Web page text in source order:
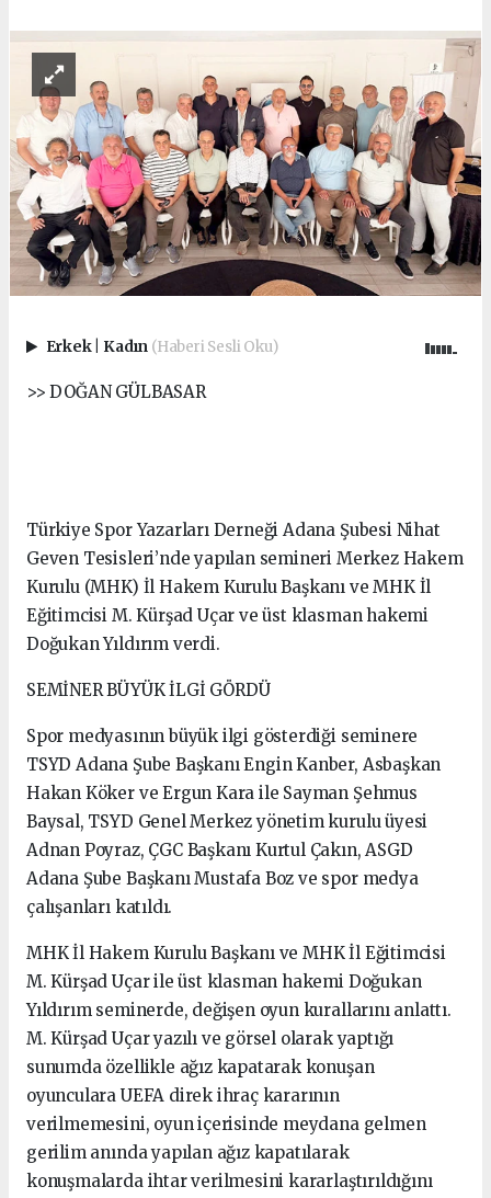
Erkek Kadın (Haberi Sesli Oku)
>> DOĞAN GÜLBASAR
Türkiye Spor Yazarları Derneği Adana Şubesi Nihat
Geven Tesisleri’nde yapılan semineri Merkez Hakem
Kurulu (MHK) İl Hakem Kurulu Başkanı ve MHK İl
Eğitimcisi M. Kürşad Uçar ve üst klasman hakemi
Doğukan Yıldırım verdi.
SEMİNER BÜYÜK İLGİ GÖRDÜ
Spor medyasının büyük ilgi gösterdiği seminere
TSYD Adana Şube Başkanı Engin Kanber, Asbaşkan
Hakan Köker ve Ergun Kara ile Sayman Şehmus
Baysal, TSYD Genel Merkez yönetim kurulu üyesi
Adnan Poyraz, ÇGC Başkanı Kurtul Çakın, ASGD
Adana Şube Başkanı Mustafa Boz ve spor medya
çalışanları katıldı.
MHK İl Hakem Kurulu Başkanı ve MHK İl Eğitimcisi
M. Kürşad Uçar ile üst klasman hakemi Doğukan
Yıldırım seminerde, değişen oyun kurallarını anlattı.
M. Kürşad Uçar yazılı ve görsel olarak yaptığı
sunumda özellikle ağız kapatarak konuşan
oyunculara UEFA direk ihraç kararının
verilmemesini, oyun içerisinde meydana gelmen
gerilim anında yapılan ağız kapatılarak
konuşmalarda ihtar verilmesini kararlaştırıldığını